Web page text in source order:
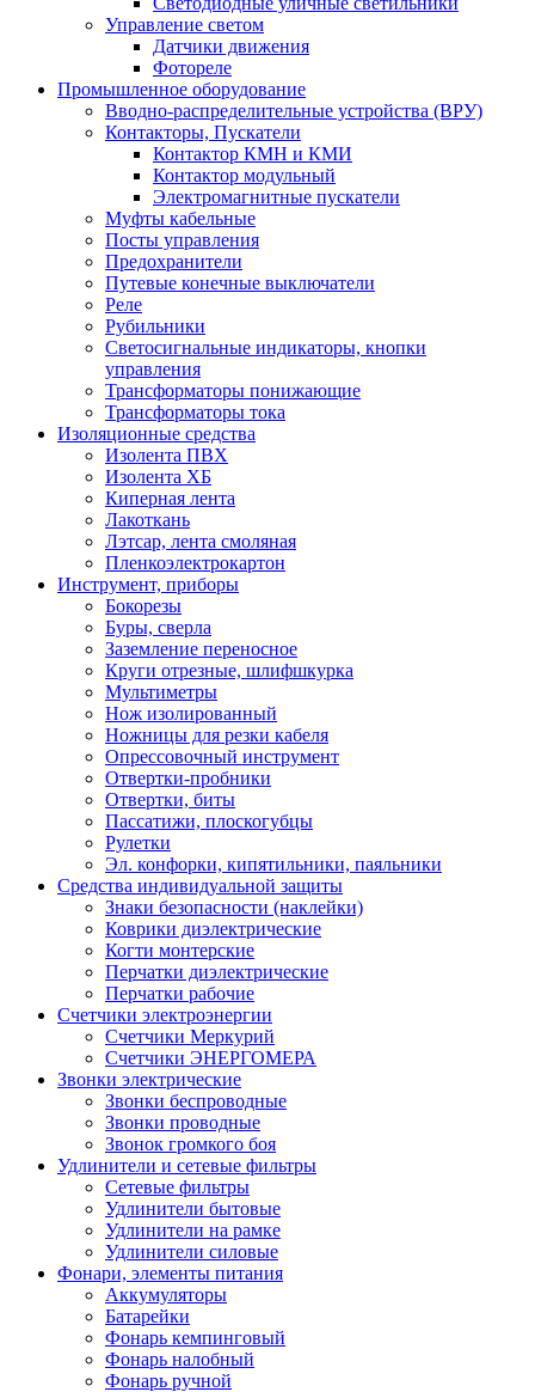
Управление светом
Датчики движения
Фотореле
Промышленное оборудование
Вводно-распределительные устройства (ВРУ)
Контакторы, Пускатели
Контактор КМН и КМИ
Контактор модульный
Электромагнитные пускатели
Муфты кабельные
Посты управления
Предохранители
Путевые конечные выключатели
Реле
Рубильники
Светосигнальные индикаторы, кнопки
управления
Трансформаторы понижающие
Трансформаторы тока
Изоляционные средства
Изолента ПВХ
Изолента ХБ
Киперная лента
Лакоткань
Лэтсар, лента смоляная
Пленкоэлектрокартон
Инструмент, приборы
Бокорезы
Буры, сверла
Заземление переносное
Круги отрезные, шлифшкурка
Мультиметры
Нож изолированный
Ножницы для резки кабеля
Опрессовочный инструмент
Отвертки-пробники
Отвертки, биты
Пассатижи, плоскогубцы
Рулетки
Эл. конфорки, кипятильники, паяльники
Средства индивидуальной защиты
Знаки безопасности (наклейки)
Коврики диэлектрические
Когти монтерские
Перчатки диэлектрические
Перчатки рабочие
Счетчики электроэнергии
Счетчики Меркурий
Счетчики ЭНЕРГОМЕРА
Звонки электрические
Звонки беспроводные
Звонки проводные
Звонок громкого боя
Удлинители и сетевые фильтры
Сетевые фильтры
Удлинители бытовые
Удлинители на рамке
Удлинители силовые
Фонари, элементы питания
Аккумуляторы
Батарейки
Фонарь кемпинговый
Фонарь налобный
Фонарь ручной